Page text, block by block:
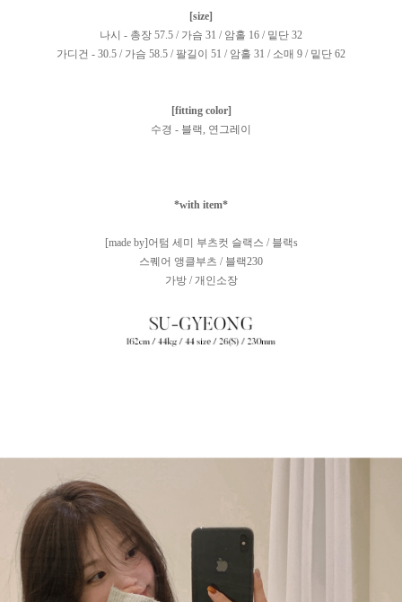
[size]
나시 - 총장 57.5 / 가슴 31 / 암홀 16 / 밑단 32
가디건 - 30.5 / 가슴 58.5 / 팔길이 51 / 암홀 31 / 소매 9 / 밑단 62
[fitting color]
수경 - 블랙, 연그레이
*with item*
[made by]어텀 세미 부츠컷 슬랙스 / 블랙s
스퀘어 앵클부츠 / 블랙230
가방 / 개인소장